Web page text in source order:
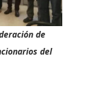
de
del